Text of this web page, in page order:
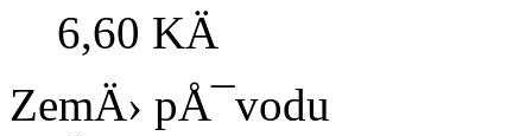
6,60 KÄ
ZemÄ› pÅ¯vodu